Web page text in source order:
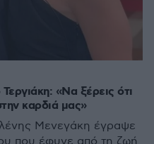
«Να ξέρεις ότι
καρδιά μας»
Μενεγάκη έγραψε